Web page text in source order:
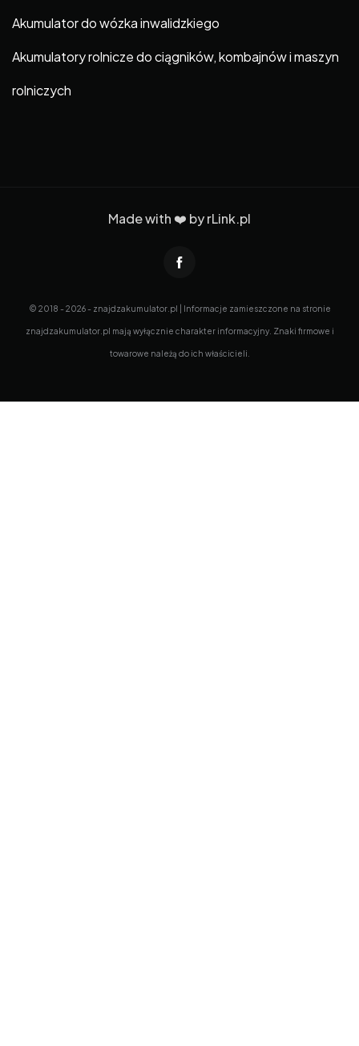
Akumulator do wózka inwalidzkiego
Akumulatory rolnicze do ciągników, kombajnów i maszyn
rolniczych
Made with ❤️ byrLink.pl
© 2018 - 2026 - znajdzakumulator.pl | Informacje zamieszczone na stronie
znajdzakumulator.pl mają wyłącznie charakter informacyjny. Znaki firmowe i
towarowe należą do ich właścicieli.